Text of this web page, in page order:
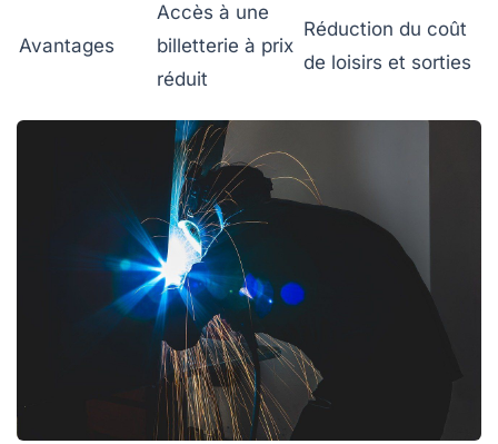
Avantages
Accès à une
billetterie à prix
réduit
Réduction du coût
de loisirs et sorties